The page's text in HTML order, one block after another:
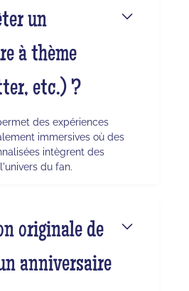
un
à thème
etc.) ?
des expériences
immersives où des
intègrent des
du fan.
originale de
anniversaire